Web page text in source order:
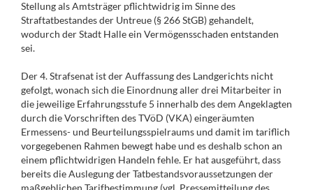
Stellung als Amtsträger pflichtwidrig im Sinne des
Straftatbestandes der Untreue (§ 266 StGB) gehandelt,
wodurch der Stadt Halle ein Vermögensschaden entstanden
sei.
Der 4. Strafsenat ist der Auffassung des Landgerichts nicht
gefolgt, wonach sich die Einordnung aller drei Mitarbeiter in
die jeweilige Erfahrungsstufe 5 innerhalb des dem Angeklagten
durch die Vorschriften des TVöD (VKA) eingeräumten
Ermessens- und Beurteilungsspielraums und damit im tariflich
vorgegebenen Rahmen bewegt habe und es deshalb schon an
einem pflichtwidrigen Handeln fehle. Er hat ausgeführt, dass
bereits die Auslegung der Tatbestandsvoraussetzungen der
maßgeblichen Tarifbestimmung (vgl. Pressemitteilung des